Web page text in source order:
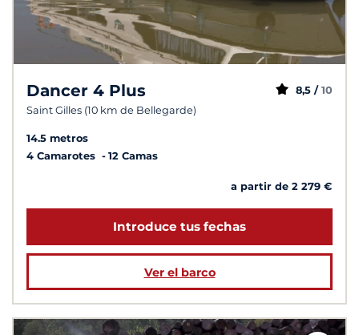
Dancer 4 Plus
Saint Gilles (10 km de Bellegarde)
8,5 / 10
14.5 metros
4 Camarotes
12 Camas
a partir de 2 279 €
Introduce tus fechas
Ver el barco